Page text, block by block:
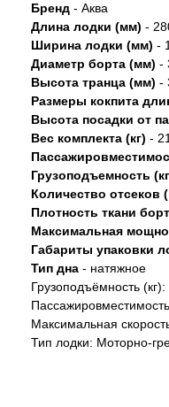
Бренд - Аква
Длина лодки (мм) -
Ширина лодки (мм) -
Диаметр борта (мм) -
Высота транца (мм) -
Размеры кокпита
Высота посадки от
Вес комплекта (кг) -
Грузоподъемность
Количество отсеков
Плотность ткани
Максимальная
Габариты упаковки
Тип дна - натяжное
Грузоподъёмность
Максимальная
Тип лодки: Моторно-